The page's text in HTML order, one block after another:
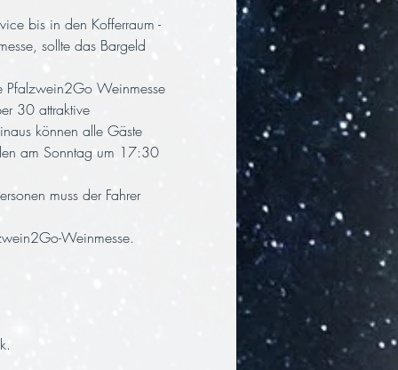
bis in den Kofferraum -
sollte das Bargeld
Weinmesse
30 attraktive
können alle Gäste
am Sonntag um 17:30
muss der Fahrer
Weinmesse.